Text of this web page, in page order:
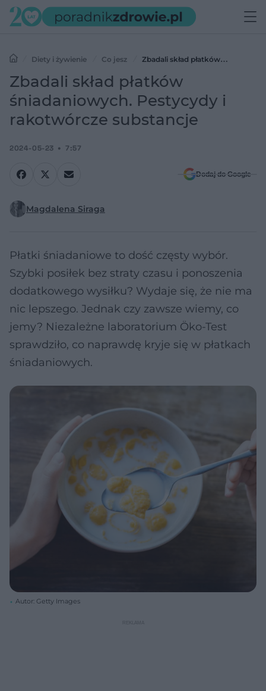
Diety i żywienie Co jesz
Zbadali skład płatków
śniadaniowych. Pestycydy i rakotwórcze substancje
Zbadali skład płatków
śniadaniowych. Pestycydy i
rakotwórcze substancje
2024-05-23 7:57
Dodaj do Google
Magdalena Siraga
Płatki śniadaniowe to dość częsty wybór.
Szybki posiłek bez straty czasu i ponoszenia
dodatkowego wysiłku? Wydaje się, że nie ma
nic lepszego. Jednak czy zawsze wiemy, co
jemy? Niezależne laboratorium Öko-Test
sprawdziło, co naprawdę kryje się w płatkach
śniadaniowych.
Autor: Getty Images